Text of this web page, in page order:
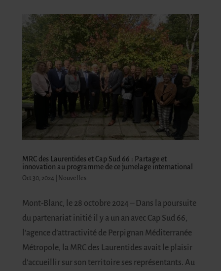
MRC des Laurentides et Cap Sud 66 : Partage et
innovation au programme de ce jumelage international
Oct 30, 2024 Nouvelles
Mont-Blanc, le 28 octobre 2024 – Dans la poursuite
du partenariat initié il y a un an avec Cap Sud 66,
l’agence d’attractivité de Perpignan Méditerranée
Métropole, la MRC des Laurentides avait le plaisir
d’accueillir sur son territoire ses représentants. Au